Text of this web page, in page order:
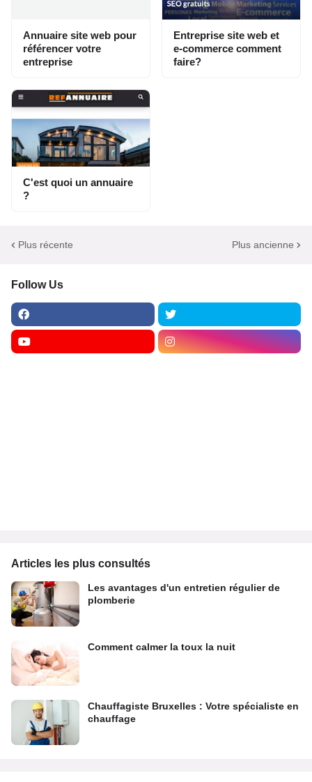
Annuaire site web pour
référencer votre
entreprise
Entreprise site web et
e-commerce comment
faire?
C'est quoi un annuaire
?
Plus récente Plus ancienne
Follow Us
Articles les plus consultés
Les avantages d'un entretien régulier de
plomberie
Comment calmer la toux la nuit
Chauffagiste Bruxelles : Votre spécialiste en
chauffage